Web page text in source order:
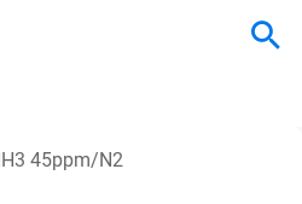
45ppm/N2